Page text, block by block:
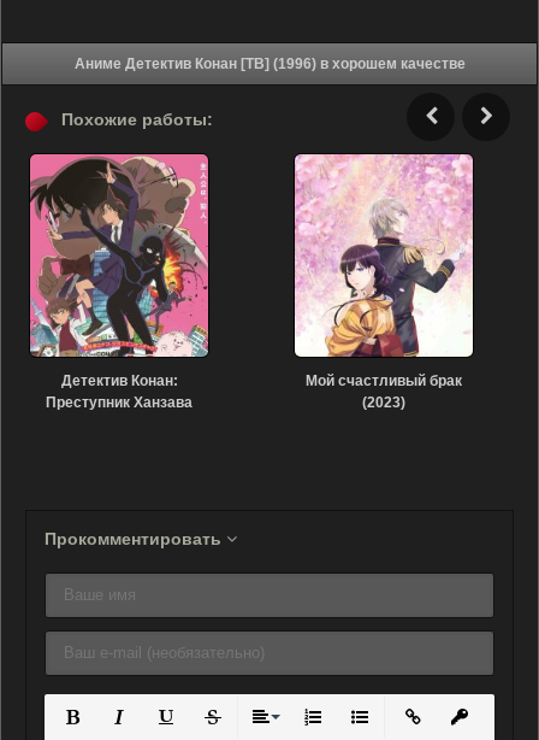
Аниме Детектив Конан [ТВ] (1996) в хорошем качестве
Похожие работы:
Детектив Конан:
Преступник Ханзава
Мой счастливый брак
(2023)
Прокомментировать